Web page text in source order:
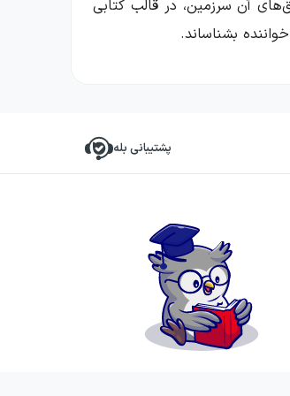
آن سرزمین، در قالب کتابی
بشناساند.
بقیه محتواهای توصیفی کمی
از سرزمین‌هایی که دیده
پشتیبانی بله